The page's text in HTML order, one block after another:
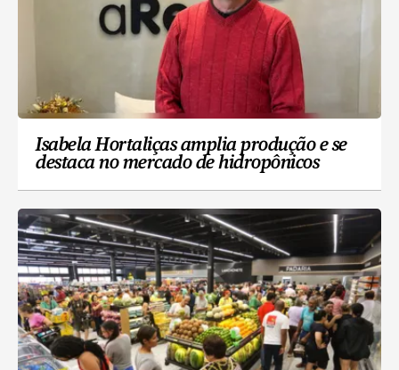
Isabela Hortaliças amplia produção e se
destaca no mercado de hidropônicos